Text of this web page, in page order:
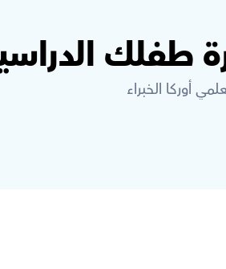
طفلك
أوركا الخبراء